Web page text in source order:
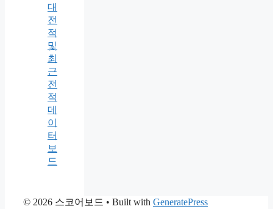
대
전
적
및
최
근
전
적
데
이
터
보
드
© 2026 스코어보드 • Built with GeneratePress